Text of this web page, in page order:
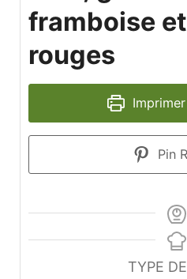
framboise
rouges
Pin
TYPE